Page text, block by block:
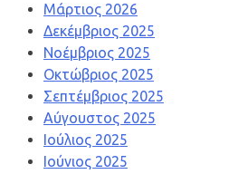
Μάρτιος 2026
Δεκέμβριος 2025
Νοέμβριος 2025
Οκτώβριος 2025
Σεπτέμβριος 2025
Αύγουστος 2025
Ιούλιος 2025
Ιούνιος 2025